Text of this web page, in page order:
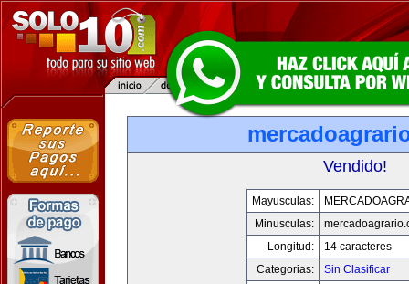
Vendido!
Mayusculas:
Minusculas:
Longitud:
14 caracteres
Categorias:
Sin Clasificar